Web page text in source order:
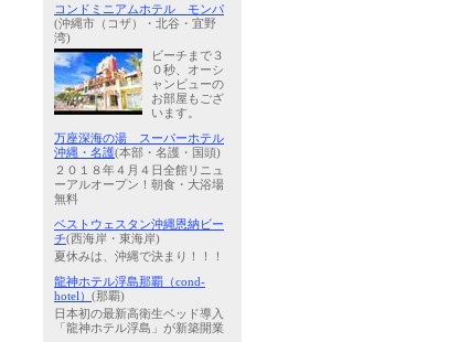
コンドミニアムホテル モンパ
(沖縄市（コザ）・北谷・宜野
湾)
ビーチまで３
０秒、オーシ
ャンビューの
お部屋もござ
います。
万座深海の湯 スーパーホテル
沖縄・名護(本部・名護・国頭)
２０１８年４月４日全館リニュ
ーアルオープン！朝食・大浴場
無料
ベストウェスタン沖縄恩納ビー
チ(西海岸・東海岸)
夏休みは、沖縄で決まり！！！
龍神ホテル浮島那覇（cond-
hotel） (那覇)
日本初の最新高衛生ベッド導入
「龍神ホテル浮島」が新築開業